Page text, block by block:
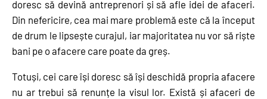
doresc să devină antreprenori și să afle idei de afaceri.
Din nefericire, cea mai mare problemă este că la început
de drum le lipsește curajul, iar majoritatea nu vor să riște
bani pe o afacere care poate da greș.
Totuși, cei care își doresc să își deschidă propria afacere
nu ar trebui să renunțe la visul lor. Există și afaceri de